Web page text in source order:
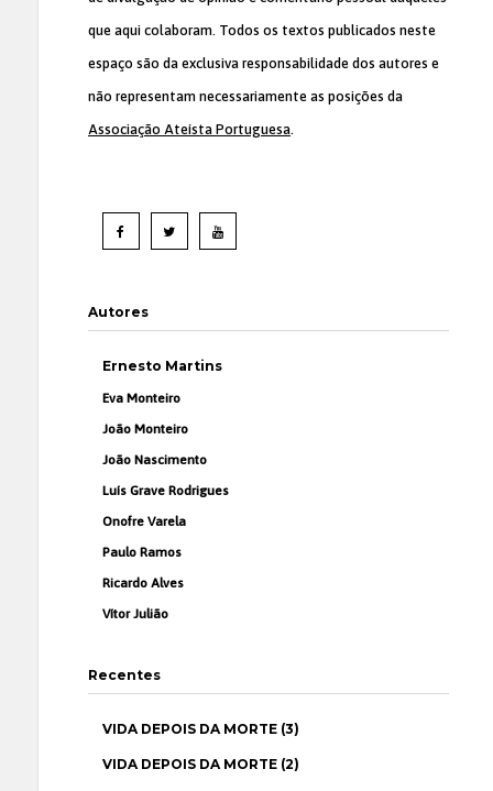
que aqui colaboram. Todos os textos publicados neste
espaço são da exclusiva responsabilidade dos autores e
não representam necessariamente as posições da
Associação Ateísta Portuguesa.
Autores
Ernesto Martins
Eva Monteiro
João Monteiro
João Nascimento
Luís Grave Rodrigues
Onofre Varela
Paulo Ramos
Ricardo Alves
Vítor Julião
Recentes
VIDA DEPOIS DA MORTE (3)
VIDA DEPOIS DA MORTE (2)